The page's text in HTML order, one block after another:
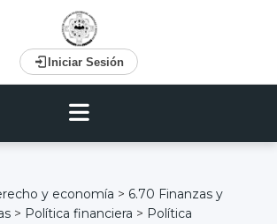
Iniciar Sesión
y economía > 6.70 Finanzas y
> Política financiera > Política